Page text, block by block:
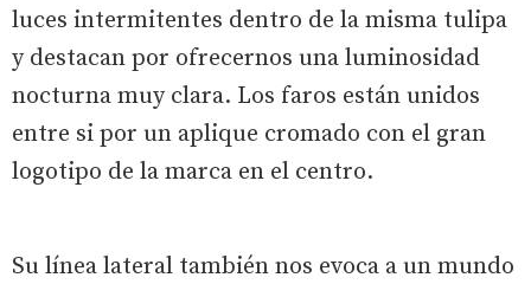
luces intermitentes dentro de la misma tulipa
y destacan por ofrecernos una luminosidad
nocturna muy clara. Los faros están unidos
entre si por un aplique cromado con el gran
logotipo de la marca en el centro.
Su línea lateral también nos evoca a un mundo